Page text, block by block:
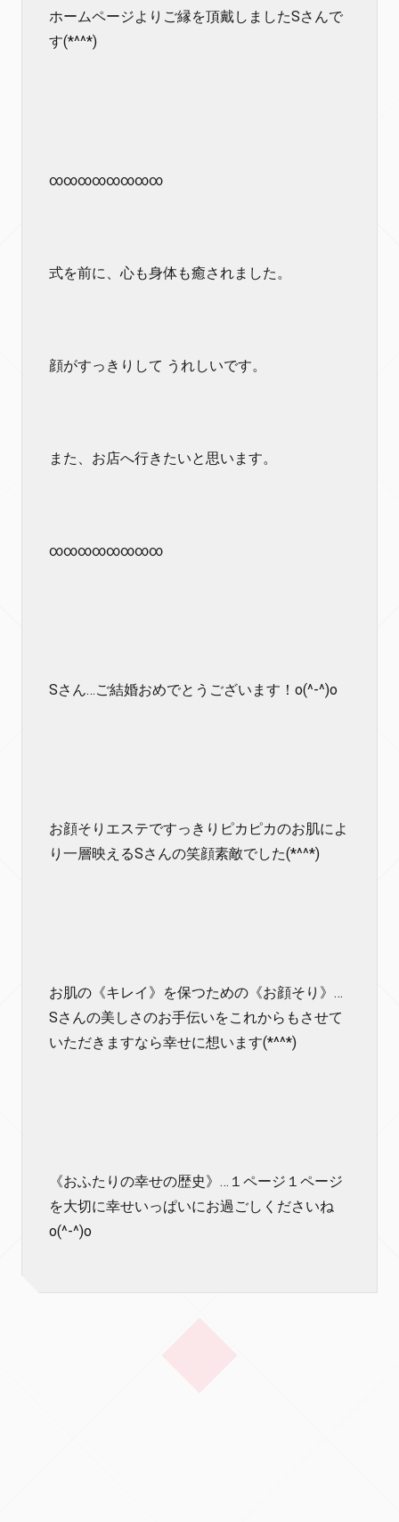
ホームページよりご縁を頂戴しましたSさんで
す(*^^*)
∞∞∞∞∞∞∞∞
式を前に、心も身体も癒されました。
顔がすっきりして うれしいです。
また、お店へ行きたいと思います。
∞∞∞∞∞∞∞∞
Sさん…ご結婚おめでとうございます！o(^-^)o
お顔そりエステですっきりピカピカのお肌によ
り一層映えるSさんの笑顔素敵でした(*^^*)
お肌の《キレイ》を保つための《お顔そり》…
Sさんの美しさのお手伝いをこれからもさせて
いただきますなら幸せに想います(*^^*)
《おふたりの幸せの歴史》…１ページ１ページ
を大切に幸せいっぱいにお過ごしくださいね
o(^-^)o